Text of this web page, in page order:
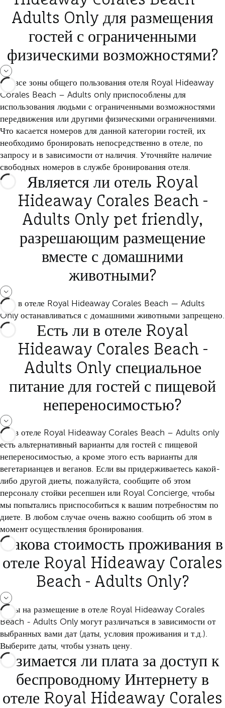
Adults Only для размещения
гостей с ограниченными
физическими возможностями?
Да, все зоны общего пользования отеля Royal Hideaway
Corales Beach – Adults only приспособлены для
использования людьми с ограниченными возможностями
передвижения или другими физическими ограничениями.
Что касается номеров для данной категории гостей, их
необходимо бронировать непосредственно в отеле, по
запросу и в зависимости от наличия. Уточняйте наличие
свободных номеров в службе бронирования отеля.
Является ли отель Royal
Hideaway Corales Beach -
Adults Only pet friendly,
разрешающим размещение
вместе с домашними
животными?
Нет, в отеле Royal Hideaway Corales Beach — Adults
Only останавливаться с домашними животными запрещено.
Есть ли в отеле Royal
Hideaway Corales Beach -
Adults Only специальное
питание для гостей с пищевой
непереносимостью?
Да, в отеле Royal Hideaway Corales Beach – Adults only
есть альтернативный варианты для гостей с пищевой
непереносимостью, а кроме этого есть варианты для
вегетарианцев и веганов. Если вы придерживаетесь какой-
либо другой диеты, пожалуйста, сообщите об этом
персоналу стойки ресепшен или Royal Concierge, чтобы
мы попытались приспособиться к вашим потребностям по
диете. В любом случае очень важно сообщить об этом в
момент осуществления бронирования.
Какова стоимость проживания в
отеле Royal Hideaway Corales
Beach - Adults Only?
Цены на размещение в отеле Royal Hideaway Corales
Beach - Adults Only могут различаться в зависимости от
выбранных вами дат (даты, условия проживания и т.д.).
Выберите даты, чтобы узнать цену.
Взимается ли плата за доступ к
беспроводному Интернету в
отеле Royal Hideaway Corales